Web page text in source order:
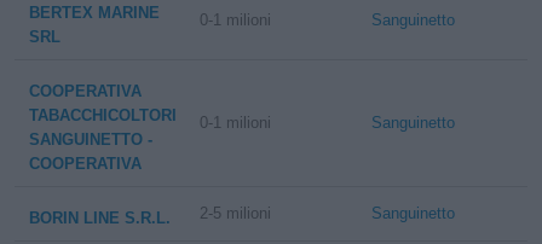
BERTEX MARINE
SRL
0-1 milioni Sanguinetto
COOPERATIVA
TABACCHICOLTORI
SANGUINETTO -
COOPERATIVA
0-1 milioni Sanguinetto
BORIN LINE S.R.L. 2-5 milioni Sanguinetto